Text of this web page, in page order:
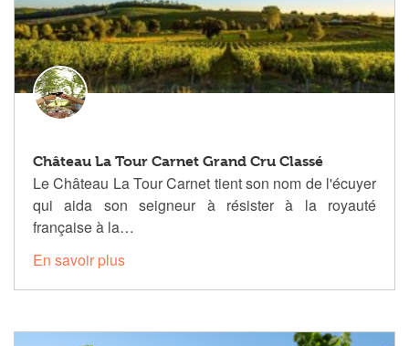
Château La Tour Carnet Grand Cru Classé
Le Château La Tour Carnet tient son nom de l'écuyer
qui aida son seigneur à résister à la royauté
française à la…
En savoir plus